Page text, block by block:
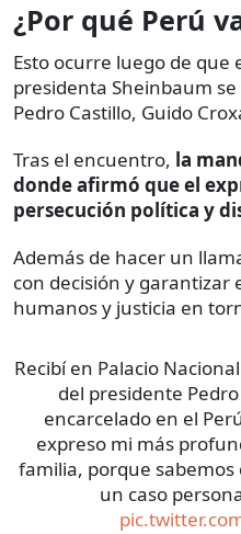
¿Por qué Perú
Esto ocurre luego de que
presidenta Sheinbaum
Pedro Castillo, Guido
Tras el encuentro, la
donde afirmó que el
persecución política y
Además de hacer un
con decisión y garantizar
humanos y justicia en
Recibí en Palacio
del presidente
encarcelado en el
expreso mi más
familia, porque sabemos
un caso